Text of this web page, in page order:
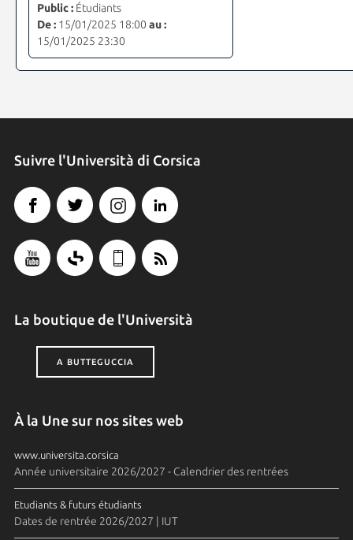
Public :Étudiants
De :15/01/2025 18:00 au :
15/01/2025 23:30
Suivre l'Università di Corsica
La boutique de l'Università
A BUTTEGUCCIA
À la Une sur nos sites web
www.universita.corsica
Année universitaire 2026/2027 - Calendrier des rentrées
Etudiants & futurs étudiants
Dates de rentrée 2026/2027 | IUT